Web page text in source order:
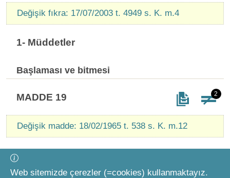
Değişik fıkra: 17/07/2003 t. 4949 s. K. m.4
1- Müddetler
Başlaması ve bitmesi
MADDE 19 2
Değişik madde: 18/02/1965 t. 538 s. K. m.12
Gün olarak tayin olunan müddetlerde ilk gün hesaba
katılmaz.
Web sitemizde çerezler (=cookies) kullanmaktayız.